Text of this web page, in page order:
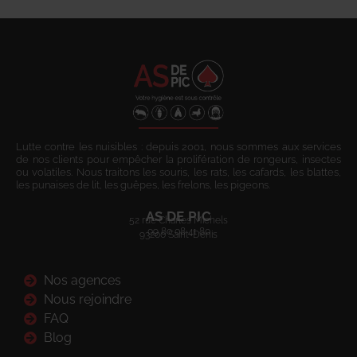
Lutte contre les nuisibles : depuis 2001, nous sommes aux services
de nos clients pour empêcher la prolifération de rongeurs, insectes
ou volatiles. Nous traitons les souris, les rats, les cafards, les blattes,
les punaises de lit, les guêpes, les frelons, les pigeons.
AS DE PIC
52 rue Charles Michels
93200 Saint-Denis
09 80 08 41 80
Nos agences
Nous rejoindre
FAQ
Blog